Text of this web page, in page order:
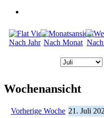
Nach Jahr Nach Monat
Wochenansicht
Vorherige Woche 21. Juli